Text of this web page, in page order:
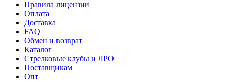
Правила лицензии
Оплата
Доставка
FAQ
Обмен и возврат
Каталог
Стрелковые клубы и ЛРО
Поставщикам
Опт